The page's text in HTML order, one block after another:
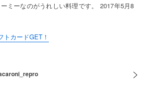
ミーなのがうれしい料理です。 2017年5月8
カードGET！